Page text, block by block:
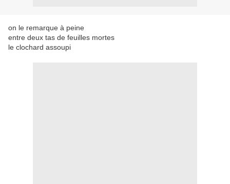
on le remarque à peine
entre deux tas de feuilles mortes
le clochard assoupi